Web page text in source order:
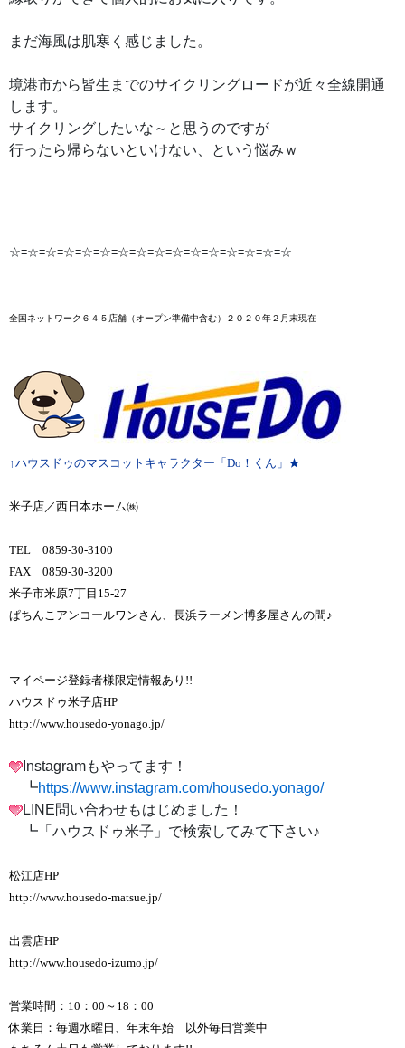
まだ海風は肌寒く感じました。
境港市から皆生までのサイクリングロードが近々全線開通
します。
サイクリングしたいな～と思うのですが
行ったら帰らないといけない、という悩みｗ
☆≡☆≡☆≡☆≡☆≡☆≡☆≡☆≡☆≡☆≡☆≡☆≡☆≡☆≡☆≡☆
全国ネットワーク６４５店舗 （オープン準備中含む）２０２０年２月末現在
↑ハウスドゥのマスコットキャラクター「Do！くん」★
米子店／西日本ホーム㈱
TEL 0859-30-3100
FAX 0859-30-3200
米子市米原7丁目15-27
ぱちんこアンコールワンさん、長浜ラーメン博多屋さんの間♪
マイページ登録者様限定情報あり!!
ハウスドゥ米子店HP
http://www.housedo-yonago.jp/
Instagramもやってます！
┗https://www.instagram.com/housedo.yonago/
LINE問い合わせもはじめました！
┗「ハウスドゥ米子」で検索してみて下さい♪
松江店HP
http://www.housedo-matsue.jp/
出雲店HP
http://www.housedo-izumo.jp/
営業時間：10：00～18：00
休業日：毎週水曜日、年末年始 以外毎日営業中